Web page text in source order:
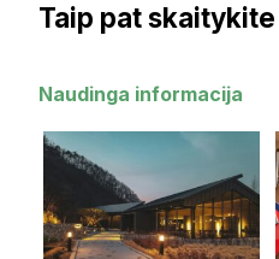
Taip pat skaitykite
Naudinga informacija